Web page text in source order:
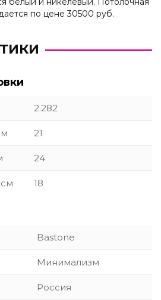
по цене 30500 руб.
2.282
21
24
18
Bastone
Минимализм
Россия